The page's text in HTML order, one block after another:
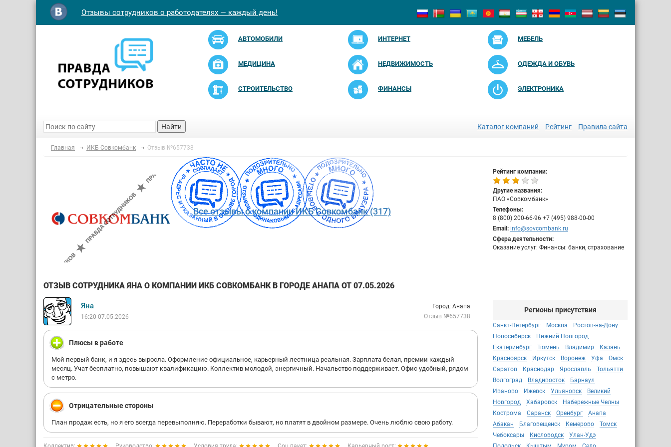
Отзывы сотрудников о работодателях — каждый день!
АВТОМОБИЛИ ИНТЕРНЕТ МЕБЕЛЬ
МЕДИЦИНА НЕДВИЖИМОСТЬ ОДЕЖДА И ОБУВЬ
СТРОИТЕЛЬСТВО ФИНАНСЫ ЭЛЕКТРОНИКА
Найти Каталог компаний Рейтинг Правила сайта
Главная ИКБ Совкомбанк Отзыв №657738
Все отзывы о компании ИКБ Совкомбанк (317)
Рейтинг компании:
Другие названия:
ПАО «Совкомбанк»
Телефоны:
8 (800) 200-66-96 +7 (495) 988-00-00
Email: info@sovcombank.ru
Сфера деятельности:
Оказание услуг: Финансы: банки, страхование
ОТЗЫВ СОТРУДНИКА ЯНА О КОМПАНИИ ИКБ СОВКОМБАНК В ГОРОДЕ АНАПА ОТ 07.05.2026
Яна
16:20 07.05.2026
Город: Анапа
Отзыв №657738
Плюсы в работе
Мой первый банк, и я здесь выросла. Оформление официальное, карьерный лестница реальная. Зарплата белая, премии каждый
месяц. Учат бесплатно, повышают квалификацию. Коллектив молодой, энергичный. Начальство поддерживает. Офис удобный, рядом
с метро.
Отрицательные стороны
План продаж есть, но я его всегда перевыполняю. Переработки бывают, но платят в двойном размере. Очень люблю свою работу.
Регионы присутствия
Санкт-Петербург Москва
Ростов-на-Дону
Новосибирск
Нижний Новгород
Екатеринбург
Тюмень Владимир
Казань
Красноярск
Иркутск Воронеж Уфа
Омск
Саратов
Краснодар Ярославль
Тольятти
Волгоград
Владивосток
Барнаул
Иваново
Ижевск Ульяновск
Великий
Новгород
Хабаровск
Набережные Челны
Кострома
Саранск Оренбург
Анапа
Абакан
Благовещенск Кемерово
Томск
Чебоксары
Кисловодск
Улан-Удэ